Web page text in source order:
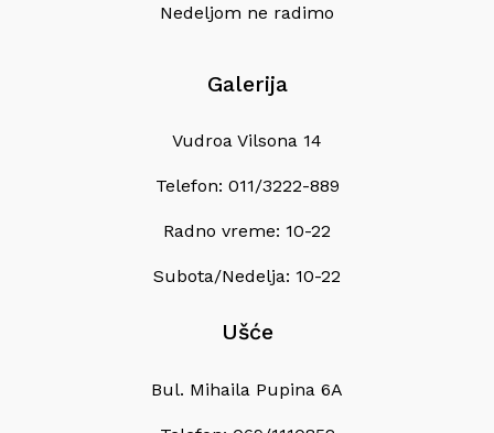
Nedeljom ne radimo
Galerija
Vudroa Vilsona 14
Telefon: 011/3222-889
Radno vreme: 10-22
Subota/Nedelja: 10-22
Ušće
Bul. Mihaila Pupina 6A